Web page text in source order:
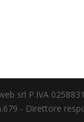
srl P.IVA
- Direttore